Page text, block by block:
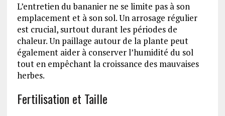
L’entretien du bananier ne se limite pas à son
emplacement et à son sol. Un arrosage régulier
est crucial, surtout durant les périodes de
chaleur. Un paillage autour de la plante peut
également aider à conserver l’humidité du sol
tout en empêchant la croissance des mauvaises
herbes.
Fertilisation et Taille